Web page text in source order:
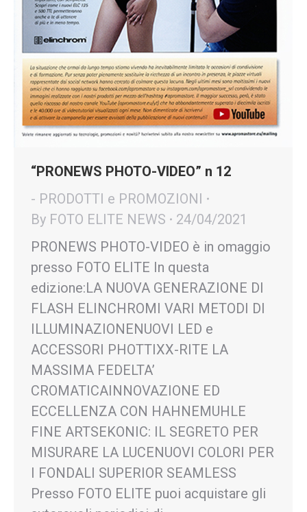
“PRONEWS PHOTO-VIDEO” n 12
- PRODOTTI e PROMOZIONI
By FOTO ELITE NEWS
24/04/2021
PRONEWS PHOTO-VIDEO è in omaggio
presso FOTO ELITE In questa
edizione:LA NUOVA GENERAZIONE DI
FLASH ELINCHROMI VARI METODI DI
ILLUMINAZIONENUOVI LED e
ACCESSORI PHOTTIXX-RITE LA
MASSIMA FEDELTA’
CROMATICAINNOVAZIONE ED
ECCELLENZA CON HAHNEMUHLE
FINE ARTSEKONIC: IL SEGRETO PER
MISURARE LA LUCENUOVI COLORI PER
I FONDALI SUPERIOR SEAMLESS
Presso FOTO ELITE puoi acquistare gli